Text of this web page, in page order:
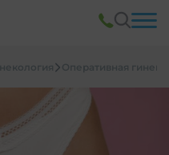
Оперативная